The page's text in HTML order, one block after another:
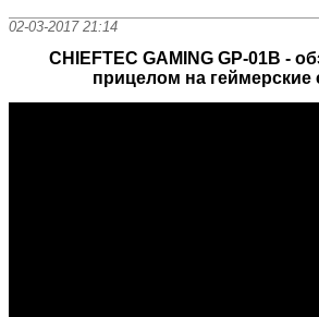
02-03-2017 21:14
CHIEFTEC GAMING GP-01B -
прицелом на геймерские